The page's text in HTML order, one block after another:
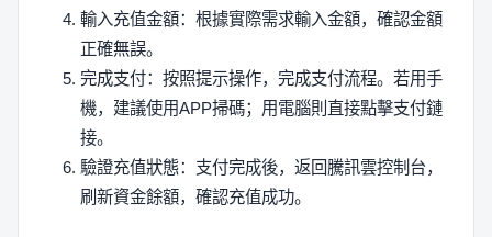
輸入充值金額：根據實際需求輸入金額，確認金額
正確無誤。
完成支付：按照提示操作，完成支付流程。若用手
機，建議使用APP掃碼；用電腦則直接點擊支付鏈
接。
驗證充值狀態：支付完成後，返回騰訊雲控制台，
刷新資金餘額，確認充值成功。